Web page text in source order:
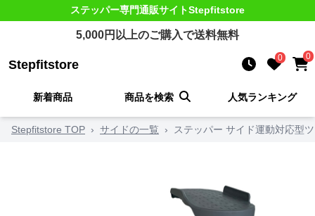
ステッパー専門通販サイトStepfitstore
5,000円以上のご購入で送料無料
Stepfitstore 0 0
新着商品 商品を検索 人気ランキング
Stepfitstore TOP › サイドの一覧 › ステッパー サイド運動対応型